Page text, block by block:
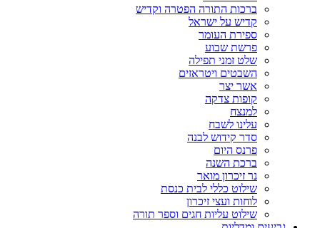
ברכות התורה הפטרה וקדיש
קדיש על ישראל
ספירת העומר
פרשת שבוע
שלט זמני תפילה
השבטים ויטראזים
אשר יצר
קופות צדקה
למנצח
עלינו לשבח
סדר קידוש לבנה
פרנס היום
ברכת השנה
נר זיכרון מואר
שילוט כללי לבית כנסת
לוחות ועצי זיכרון
שילוט עליות חגים וספר תורה